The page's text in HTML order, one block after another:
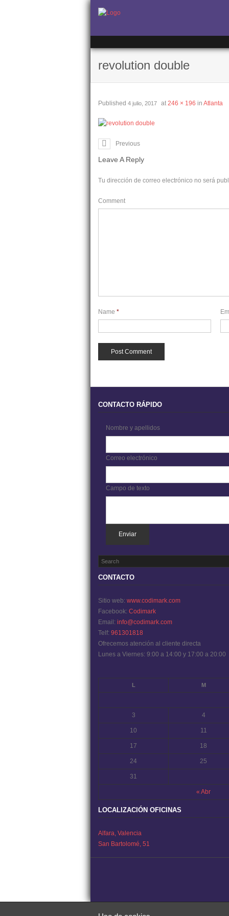
revolution double
Published 4 julio, 2017 at 246 × 196 in Atlanta
Previous
Leave A Reply
Tu dirección de correo electrónico no será
Comment
Name *
CONTACTO RÁPIDO
Nombre y apellidos
Correo electrónico
Campo de texto
Enviar
CONTACTO
Sitio web: www.codimark.com
Facebook: Codimark
Email: info@codimark.com
Telf: 961301818
Ofrecemos atención al cliente directa
Lunes a Viernes: 9:00 a 14:00 y 17:00 a 20:00
L M
« Abr
3 4
10 11
17 18
24 25
31
LOCALIZACIÓN OFICINAS
Alfara, Valencia
San Bartolomé, 51